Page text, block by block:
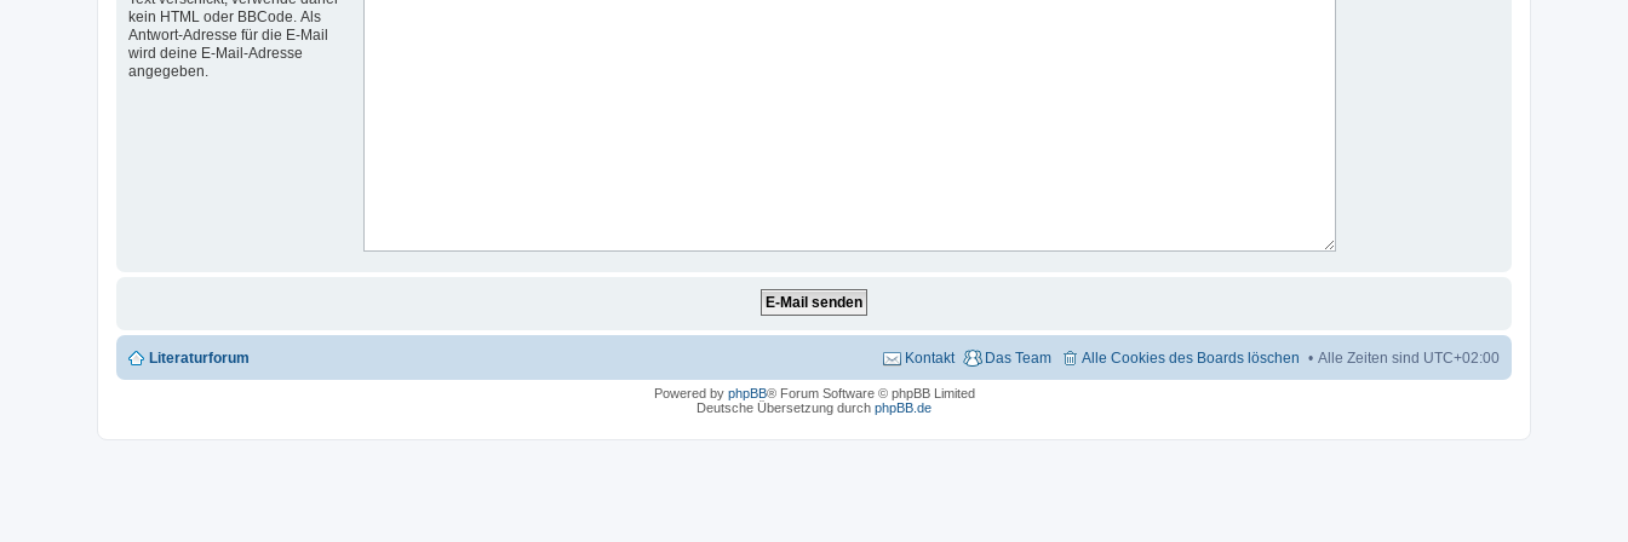
kein HTML oder BBCode. Als
Antwort-Adresse für die E-Mail
wird deine E-Mail-Adresse
angegeben.
Literaturforum Alle Zeiten sind UTC+02:00
Alle Cookies des Boards löschen
Das Team
Kontakt
Powered by phpBB® Forum Software © phpBB Limited
Deutsche Übersetzung durch phpBB.de